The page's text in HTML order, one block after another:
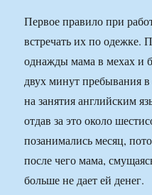
Первое правило при
встречать их по одежке.
однажды мама в мехах и
двух минут пребывания
на занятия английским
отдав за это около
позанимались месяц,
после чего мама,
больше не дает ей денег.